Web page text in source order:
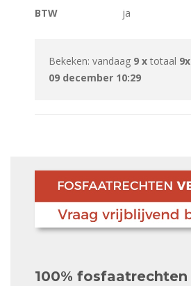
BTW
ja
Bekeken: vandaag 9 x totaal 9x
09 december 10:29
100% fosfaatrechten